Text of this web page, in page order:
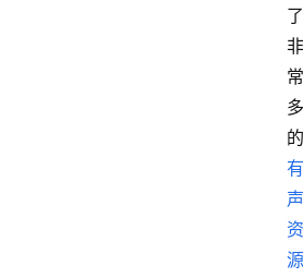
了
非
常
多
的
有
声
资
源